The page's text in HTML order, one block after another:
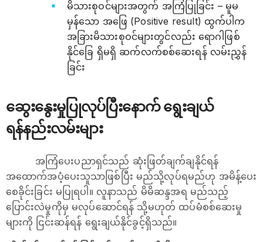
မိသားစုဝင်များအတွက် အကြံပြုခြင်း – မူမ
မှန်သော အဖြေ (Positive result) ထွက်ပါက
အခြားမိသားစုဝင်များတွင်လည်း ရောဂါဖြစ်
နိုင်ခြေ ရှိမရှိ ဆက်လက်စစ်ဆေးရန် လမ်းညွှန်
ခြင်း
ဆွေးနွေးမှုပြုလုပ်ပြီးနောက် ရွေးချယ်
ရန်နည်းလမ်းများ
အကြံပေးပညာရှင်သည် ဆုံးဖြတ်ချက်ချနိုင်ရန်
အထောက်အပံ့ပေးသူသာဖြစ်ပြီး မည်သို့လုပ်ရမည်ဟု အမိန့်ပေး
စေခိုင်းခြင်း မပြုရပါ။ လူနာသည် မိမိဆန္ဒအရ မည်သည့်
ပြောင်းလဲမှုကိုမှ မလုပ်ဆောင်ရန် သို့မဟုတ် ထပ်မံစစ်ဆေးမှု
များကို ငြင်းဆန်ရန် ရွေးချယ်နိုင်ခွင့်ရှိသည်။